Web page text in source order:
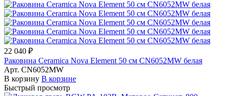
22 040 ₽
Раковина Ceramica Nova Element 50 см CN6052MW белая
Арт. CN6052MW
В корзину В корзине
Быстрый просмотр